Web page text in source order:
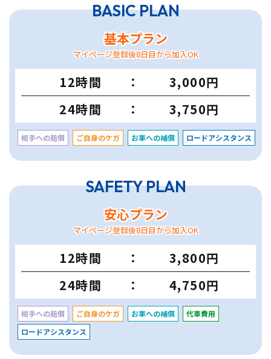
BASIC PLAN
基本プラン
マイページ登録後8日目から加入OK
12時間
3,000円
24時間
3,750円
相手への賠償 ご自身のケガ お車への補償 ロードアシスタンス
SAFETY PLAN
安心プラン
マイページ登録後8日目から加入OK
12時間
3,800円
24時間
4,750円
相手への賠償 ご自身のケガ お車への補償
代車費用
ロードアシスタンス